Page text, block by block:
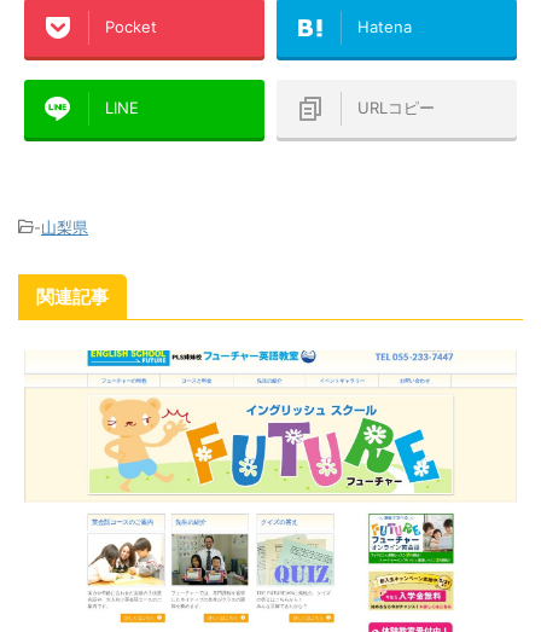
Pocket Hatena
LINE URLコピー
-山梨県
関連記事